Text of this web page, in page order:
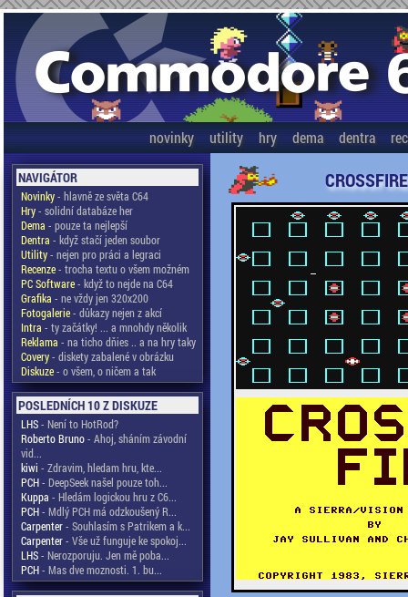
novinky utility hry dema dentra
NAVIGÁTOR
Novinky- hlavně ze světa C64
Hry- solidní databáze her
Dema - pouze ta nejlepší
Dentra - když stačí jeden soubor
Utility- nejen pro práci a legraci
Recenze- trocha textu o všem možném
PC Software- když to nejde na C64
Grafika - ne vždy jen 320x200
Fotogalerie- důkazy nejen z akcí
Intra - ty začátky! ... a mnohdy několik
Reklama - na ticho dňies .. a na hry taky
Covery- diskety zabalené v obrázku
Diskuze- o všem, o ničem a tak
POSLEDNÍCH 10 Z DISKUZE
LHS- Není to HotRod?
Roberto Bruno- Ahoj, sháním závodní
vid...
kiwi - Zdravim, hledam hru, kte...
PCH- DeepSeek našel pouze toh...
Kuppa - Hledám logickou hru z C6...
PCH- Mdlý PCH má odzkoušený R...
Carpenter- Souhlasím s Patrikem a k...
Carpenter- Vše už funguje ke spokoj...
LHS- Nerozporuju. Jen mě poba...
PCH- Mas dve moznosti. 1. bu...
CROSSFIRE